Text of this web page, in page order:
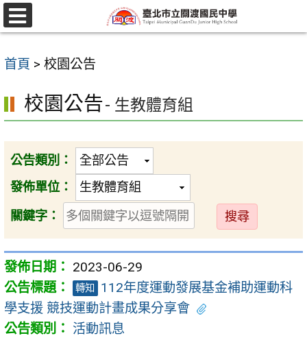
跳
至
要
容
選
單
首頁 > 校園公告
校園公告- 生教體育組
公告類別：
發佈單位：
關鍵字：
送
出
2023-06-29
轉知
112年度運動發展基金補助運動科
學支援 競技運動計畫成果分享會
活動訊息